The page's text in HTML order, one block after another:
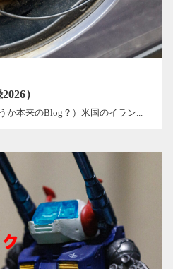
）
か本来のBlog？）米国のイラン...